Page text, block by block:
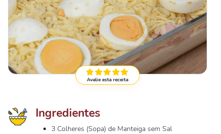
Avalie esta receita
Ingredientes
3 Colheres (Sopa) de Manteiga sem Sal